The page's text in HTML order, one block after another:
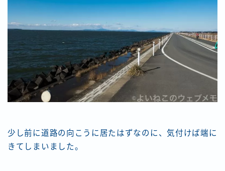
少し前に道路の向こうに居たはずなのに、気付けば端に
きてしまいました。